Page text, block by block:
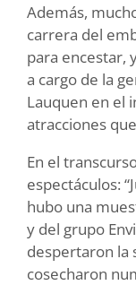
Además,
carrera del
para encestar,
a cargo de la
Lauquen en el
atracciones
En el
espectáculos:
hubo una
y del grupo
despertaron la
cosecharon